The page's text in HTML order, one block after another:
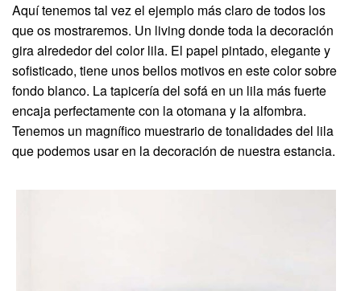
Aquí tenemos tal vez el ejemplo más claro de todos los
que os mostraremos. Un living donde toda la decoración
gira alrededor del color lila. El papel pintado, elegante y
sofisticado, tiene unos bellos motivos en este color sobre
fondo blanco. La tapicería del sofá en un lila más fuerte
encaja perfectamente con la otomana y la alfombra.
Tenemos un magnífico muestrario de tonalidades del lila
que podemos usar en la decoración de nuestra estancia.